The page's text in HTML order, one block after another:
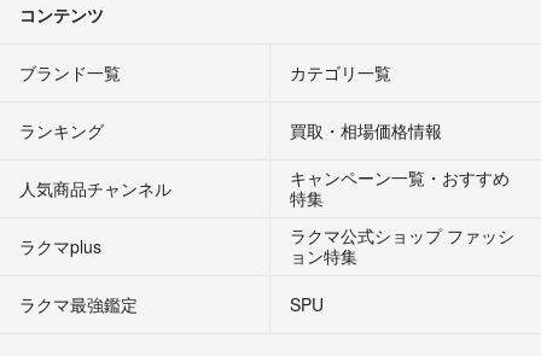
コンテンツ
ブランド一覧 カテゴリ一覧
ランキング 買取・相場価格情報
人気商品チャンネル
キャンペーン一覧・おすすめ
特集
ラクマplus
ラクマ公式ショップ ファッシ
ョン特集
ラクマ最強鑑定
SPU